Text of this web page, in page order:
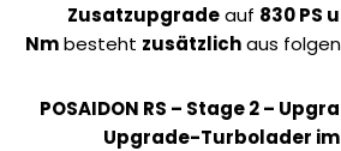
Zusatzupgradeauf 830 PS
Nmbesteht zusätzlichaus
POSAIDON RS – Stage 2 –
Upgrade-Turbolader